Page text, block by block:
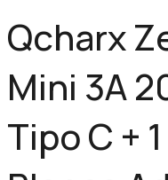
Qcharx
Mini 3A
Tipo C +